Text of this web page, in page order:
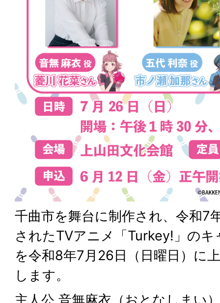
千曲市を舞台に制作され、令和7
されたTVアニメ「Turkey!」の
を令和8年7月26日（日曜日）に
します。